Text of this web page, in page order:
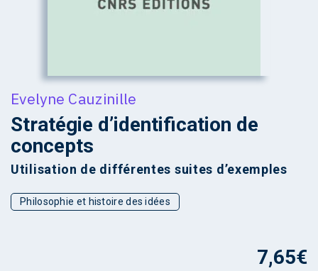
Evelyne Cauzinille
Stratégie d’identification de
concepts
Utilisation de différentes suites d’exemples
Philosophie et histoire des idées
7,65€